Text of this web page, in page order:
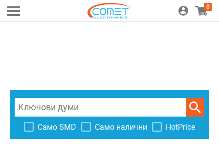
0
Само SMD Само налични HotPrice